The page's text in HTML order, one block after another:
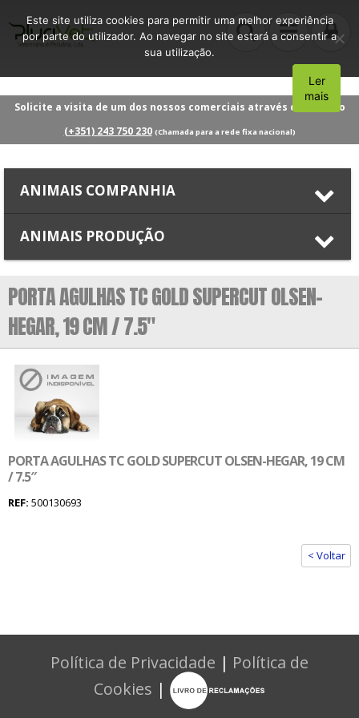
Solicite a visita de um dos nossos comerciais através do número
(+351) 243 750 230 (Chamada para a rede fixa nacional)
ANIMAIS COMPANHIA
ANIMAIS PRODUÇÃO
PORTA AGULHAS TC GOLD SUPERCUT OLSEN-
HEGAR, 19 CM / 7.5″
PORTA AGULHAS TC GOLD SUPERCUT OLSEN-HEGAR, 19 CM
/ 7.5″
REF: 500130693
< Voltar
Política de Privacidade | Política de
Cookies |
Este site utiliza cookies para permitir uma melhor experiência
por parte do utilizador. Ao navegar no site estará a consentir a
sua utilização.
Aceito
Ler
mais